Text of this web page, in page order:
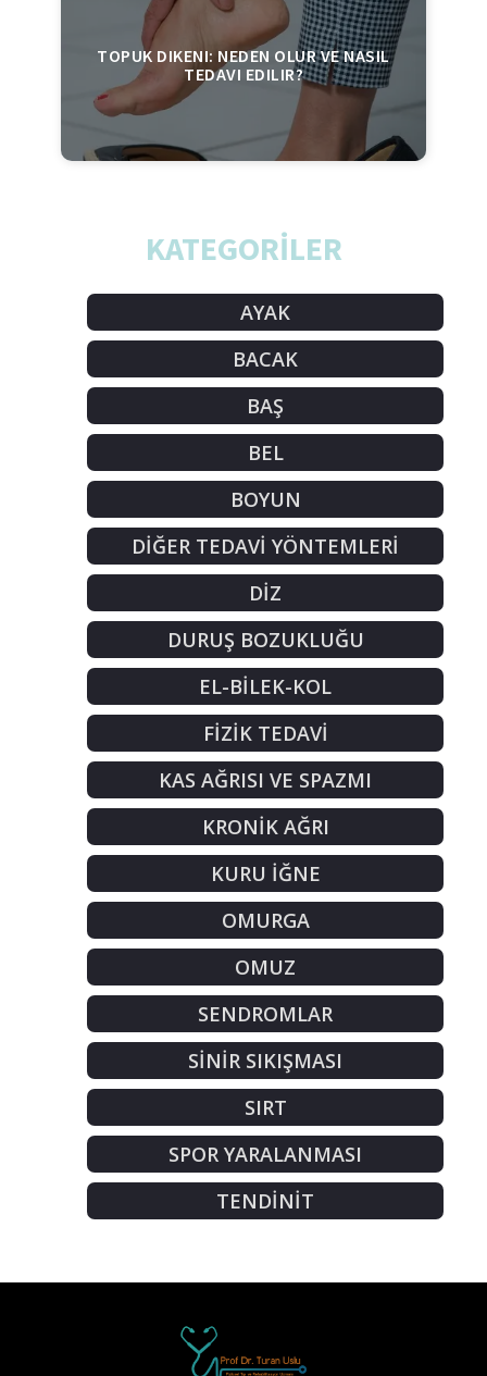
TOPUK DIKENI: NEDEN OLUR VE NASIL
TEDAVI EDILIR?
KATEGORİLER
AYAK
BACAK
BAŞ
BEL
BOYUN
DİĞER TEDAVİ YÖNTEMLERİ
DİZ
DURUŞ BOZUKLUĞU
EL-BİLEK-KOL
FİZİK TEDAVİ
KAS AĞRISI VE SPAZMI
KRONİK AĞRI
KURU İĞNE
OMURGA
OMUZ
SENDROMLAR
SİNİR SIKIŞMASI
SIRT
SPOR YARALANMASI
TENDİNİT